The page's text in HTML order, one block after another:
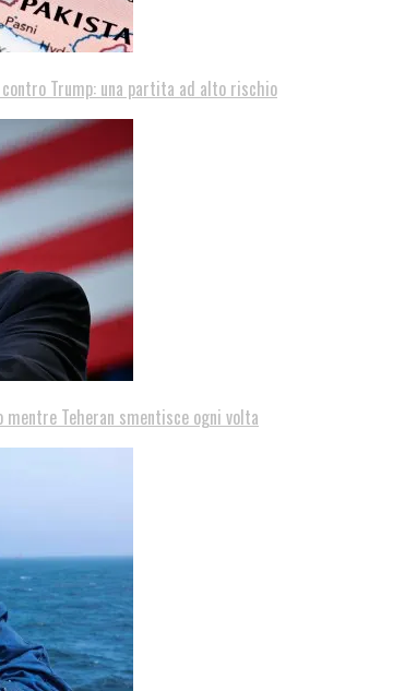
Trump: una partita ad alto rischio
Teheran smentisce ogni volta